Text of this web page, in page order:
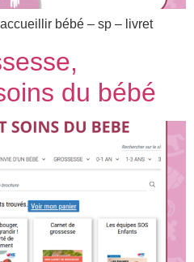
bébé – sp – livret
du bébé